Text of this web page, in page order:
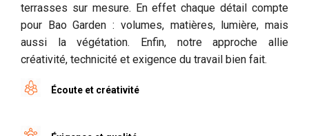
terrasses sur mesure. En effet chaque détail compte
pour Bao Garden : volumes, matières, lumière, mais
aussi la végétation. Enfin, notre approche allie
créativité, technicité et exigence du travail bien fait.
Écoute et créativité